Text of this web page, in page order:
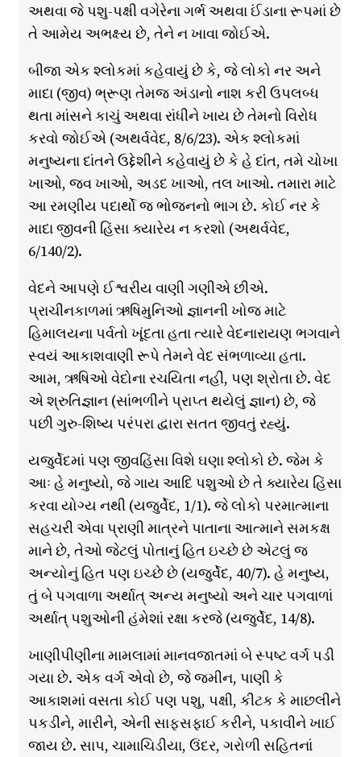
અથવા જે પશુ-પક્ષી વગેરેના ગર્ભ અથવા ઈંડાના રૂપમાં છે
તે આમેય અભક્ષ્ય છે, તેને ન ખાવા જોઈએ.
બીજા એક શ્લોકમાં કહેવાયું છે કે, જે લોકો નર અને
માદા (જીવ) ભ્રૂણ તેમજ અંડાનો નાશ કરી ઉપલબ્ધ
થતા માંસને કાચું અથવા રાંધીને ખાય છે તેમનો વિરોધ
કરવો જોઈએ (અથર્વવેદ, 8/6/23). એક શ્લોકમાં
મનુષ્યના દાંતને ઉદ્દેશીને કહેવાયું છે કે હે દાંત, તમે ચોખા
ખાઓ, જવ ખાઓ, અડદ ખાઓ, તલ ખાઓ. તમારા માટે
આ રમણીય પદાર્થો જ ભોજનનો ભાગ છે. કોઈ નર કે
માદા જીવની હિંસા ક્યારેય ન કરશો (અથર્વવેદ,
6/140/2).
વેદને આપણે ઈશ્વરીય વાણી ગણીએ છીએ.
પ્રાચીનકાળમાં ઋષિમુનિઓ જ્ઞાનની ખોજ માટે
હિમાલયના પર્વતો ખૂંદતા હતા ત્યારે વેદનારાયણ ભગવાને
સ્વયં આકાશવાણી રૂપે તેમને વેદ સંભળાવ્યા હતા.
આમ, ઋષિઓ વેદોના રચયિતા નહીં, પણ શ્રોતા છે. વેદ
એ શ્રુતિજ્ઞાન (સાંભળીને પ્રાપ્ત થયેલું જ્ઞાન) છે, જે
પછી ગુરુ-શિષ્ય પરંપરા દ્વારા સતત જીવતું રહ્યું.
યજુર્વેદમાં પણ જીવહિંસા વિશે ઘણા શ્લોકો છે. જેમ કે
આઃ હે મનુષ્યો, જે ગાય આદિ પશુઓ છે તે ક્યારેય હિંસા
કરવા યોગ્ય નથી (યજુર્વેદ, 1/1). જે લોકો પરમાત્માના
સહચરી એવા પ્રાણી માત્રને પાતાના આત્માને સમકક્ષ
માને છે, તેઓ જેટલું પોતાનું હિત ઇચ્છે છે એટલું જ
અન્યોનું હિત પણ ઇચ્છે છે (યજુર્વેદ, 40/7). હે મનુષ્ય,
તું બે પગવાળા અર્થાત્ અન્ય મનુષ્યો અને ચાર પગવાળાં
અર્થાત્ પશુઓની હંમેશાં રક્ષા કરજે (યજુર્વેદ, 14/8).
ખાણીપીણીના મામલામાં માનવજાતમાં બે સ્પષ્ટ વર્ગ પડી
ગયા છે. એક વર્ગ એવો છે, જે જમીન, પાણી કે
આકાશમાં વસતા કોઈ પણ પશુ, પક્ષી, કીટક કે માછલીને
પકડીને, મારીને, એની સાફસફાઈ કરીને, પકાવીને ખાઈ
જાય છે. સાપ, ચામાચિડીયા, ઉંદર, ગરોળી સહિતનાં